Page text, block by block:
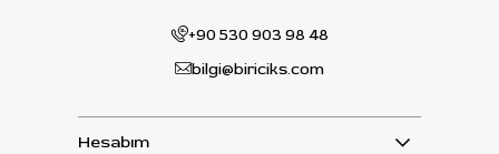
+90 530 903 98 48
bilgi@biriciks.com
Hesabım